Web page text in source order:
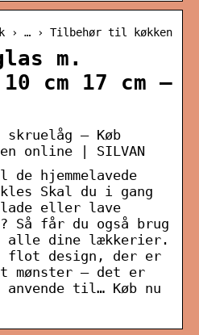
› … › Tilbehør til køkken
m.
cm 17 cm –
– Køb
online | SILVAN
hjemmelavede
Skal du i gang
eller lave
Så får du også brug
dine lækkerier.
flot design, der er
mønster – det er
til… Køb nu